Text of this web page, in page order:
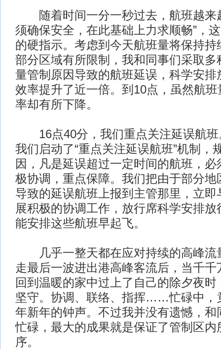
随着时间一分一秒过去，航班越来
须确保安全，在此基础上力求顺畅”，
的硬指示。考虑到今天航班量将保持持
部分区域有所限制，我和同事们采取多
量管制原因导致的航班延误，科学安排
效率提升了近一倍。到10点，虽然航
率却有所下降。
16点40分，我们重点关注延误航班
我们启动了“重点关注延误航班”机制，
因，凡是延误超过一定时间的航班，
极协调，重点保障。我们把由于部分地
导致的延误航班上报到主管那里，立即
展积极的协调工作，放行席科学安排
能安排这些航班早起飞。
几乎一整天都在应对持续的高峰流
走最后一波进出港高峰客流后，当千千
回到温暖的家中过上了自己的除夕夜
坚守。协调、联络、指挥……忙碌中，
年新年的钟声。不过我并没有遗憾，和
忙碌，最大的成果就是保证了管制区内
序。